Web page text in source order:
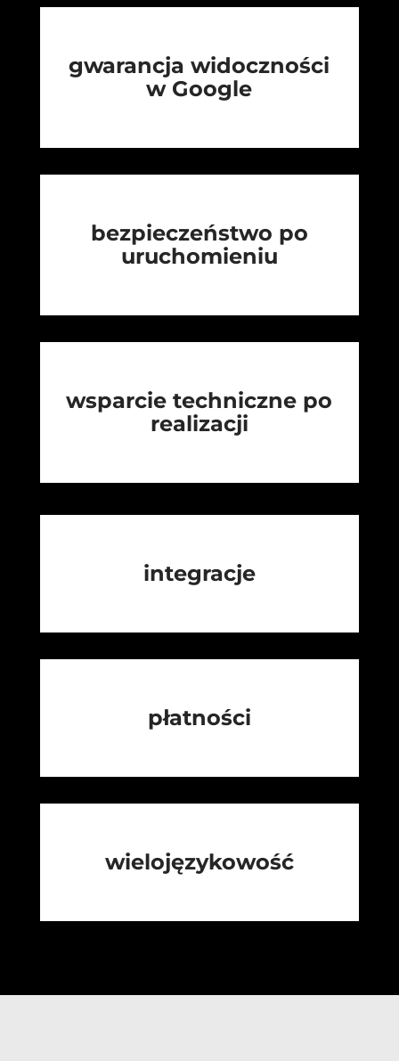
gwarancja widoczności
w Google
bezpieczeństwo po
uruchomieniu
wsparcie techniczne po
realizacji
integracje
płatności
wielojęzykowość